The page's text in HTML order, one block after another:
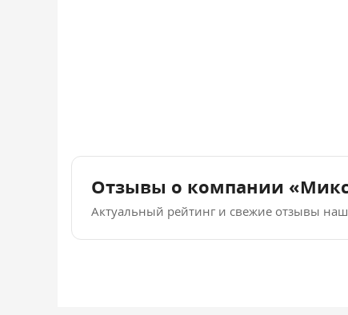
Отзывы о компании
Актуальный рейтинг и свежие отзывы